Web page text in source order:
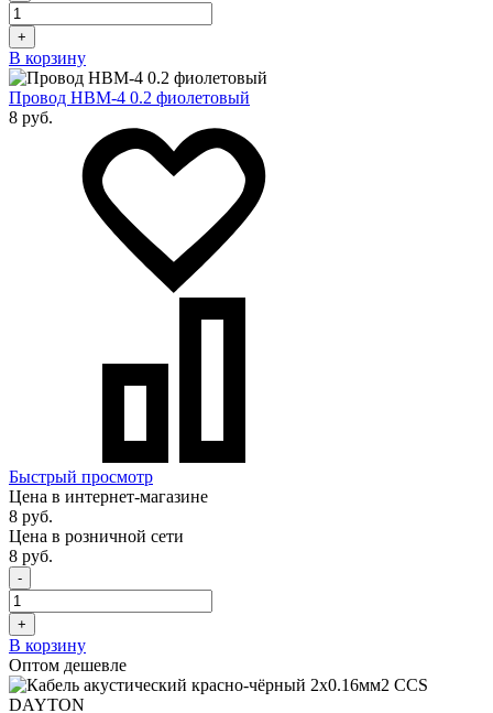
+
В корзину
Провод НВМ-4 0.2 фиолетовый
8 руб.
Быстрый просмотр
Цена в интернет-магазине
8 руб.
Цена в розничной сети
8 руб.
-
+
В корзину
Оптом дешевле